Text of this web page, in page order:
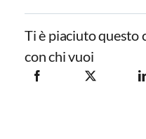
Ti è piaciuto questo
con chi vuoi